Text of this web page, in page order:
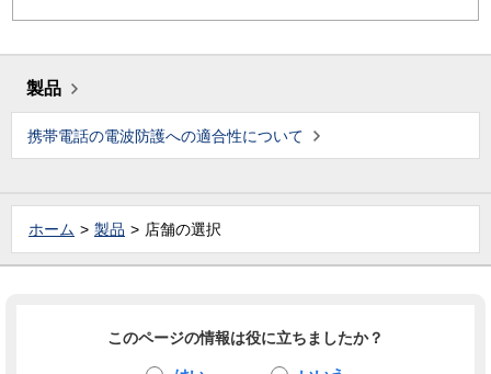
製品
携帯電話の電波防護への適合性について
ホーム 製品 店舗の選択
このページの情報は役に立ちましたか？